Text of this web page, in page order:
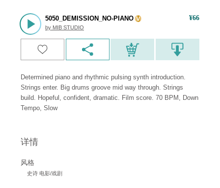
5050_DEMISSION_NO-PIANO
by MIB STUDIO
¥66
Determined piano and rhythmic pulsing synth introduction.
Strings enter. Big drums groove mid way through. Strings
build. Hopeful, confident, dramatic. Film score. 70 BPM, Down
Tempo, Slow
详情
风格
史诗 电影/戏剧